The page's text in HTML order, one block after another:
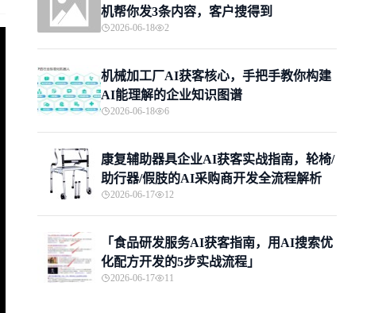
机帮你发3条内容，客户搜得到
2026-06-18 2
机械加工厂AI获客核心，手把手教你构建
AI能理解的企业知识图谱
2026-06-18 6
康复辅助器具企业AI获客实战指南，轮椅/
助行器/假肢的AI采购商开发全流程解析
2026-06-17 12
「食品研发服务AI获客指南，用AI搜索优
化配方开发的5步实战流程」
2026-06-17 11